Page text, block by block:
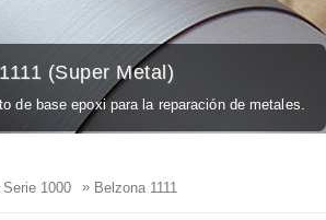
(Super Metal)
de base epoxi para la reparación de metales.
Serie 1000 » Belzona 1111